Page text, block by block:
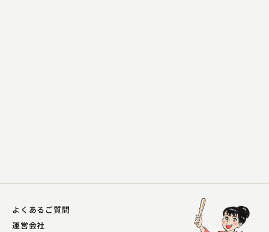
よくあるご質問
運営会社